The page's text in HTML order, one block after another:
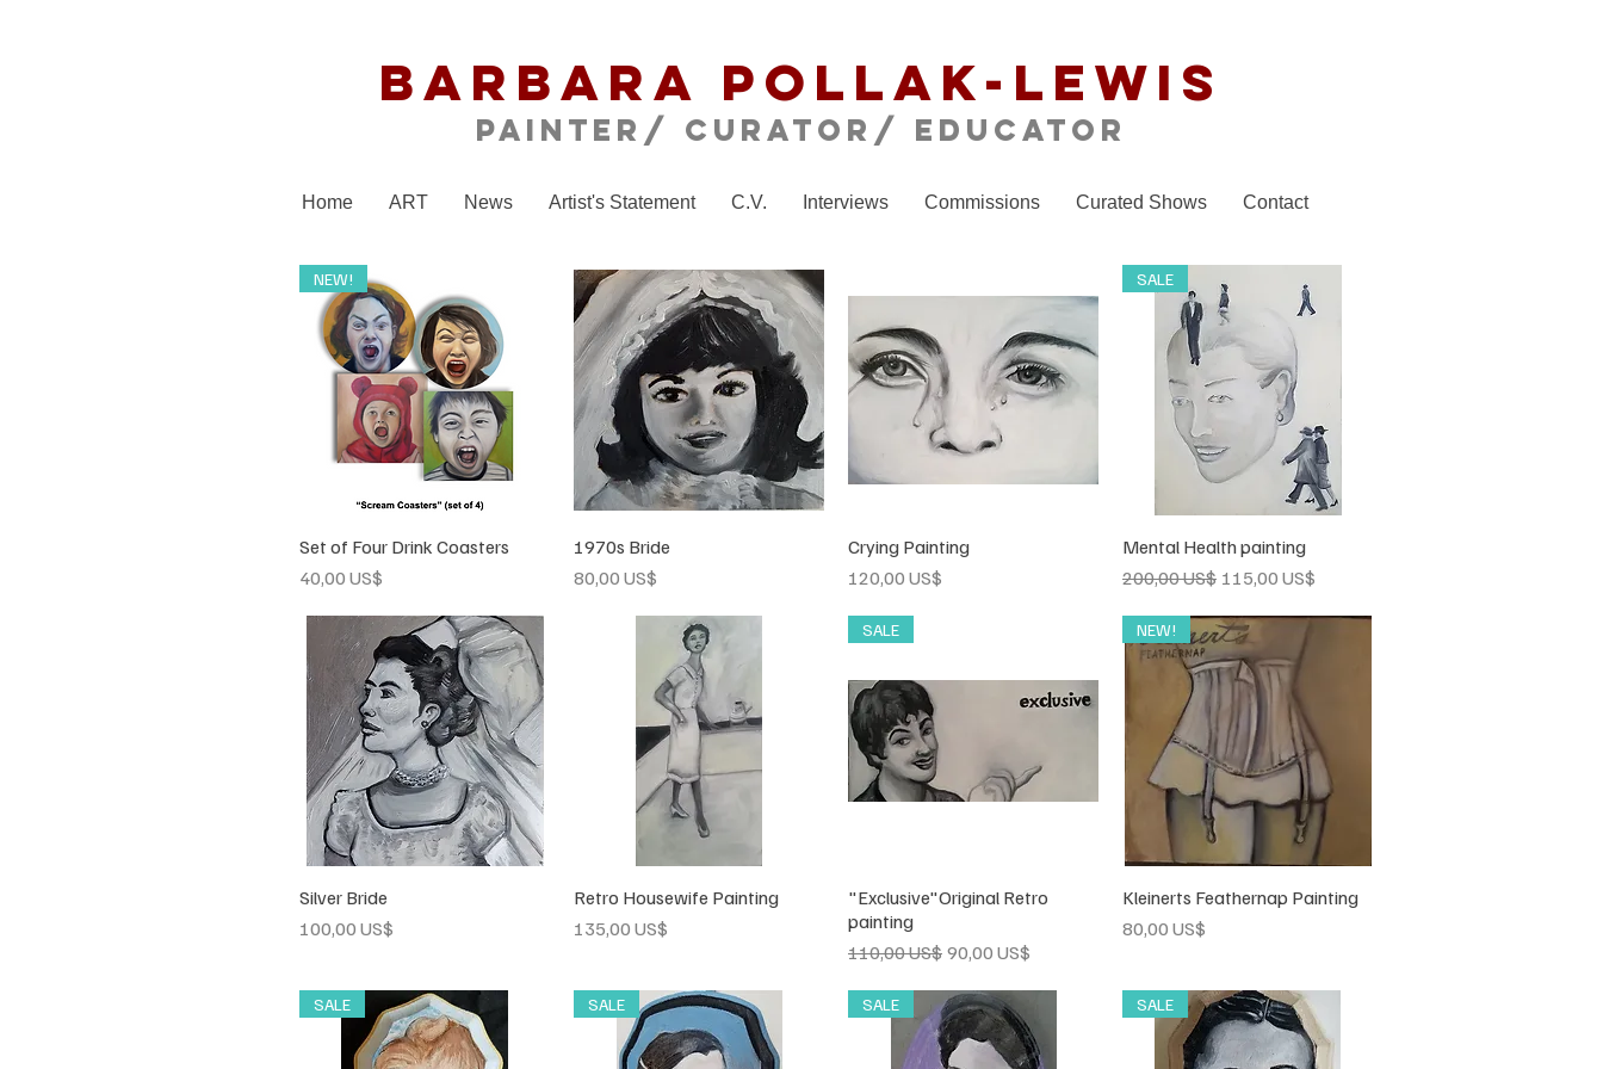
Barbara Pollak-Lewis
Painter/ CURATOR/ educator
Home ART News Artist's Statement C.V. Interviews Commissions Curated Shows Contact
Vista rápida
NEW!
Set of Four Drink Coasters
Precio
40,00 US$
Vista rápida
1970s Bride
Precio
80,00 US$
Vista rápida
Crying Painting
Precio
120,00 US$
Vista rápida
SALE
Mental Health painting
Precio
200,00 US$ Precio de oferta
115,00 US$
Vista rápida
Silver Bride
Precio
100,00 US$
Vista rápida
Retro Housewife Painting
Precio
135,00 US$
Vista rápida
SALE
"Exclusive"Original Retro
painting
Precio
110,00 US$ Precio de oferta
90,00 US$
Vista rápida
NEW!
Kleinerts Feathernap Painting
Precio
80,00 US$
SALE SALE SALE SALE